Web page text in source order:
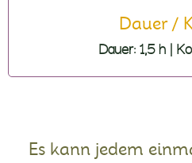
Dauer /
Dauer: 1,5 h |
Es kann jedem